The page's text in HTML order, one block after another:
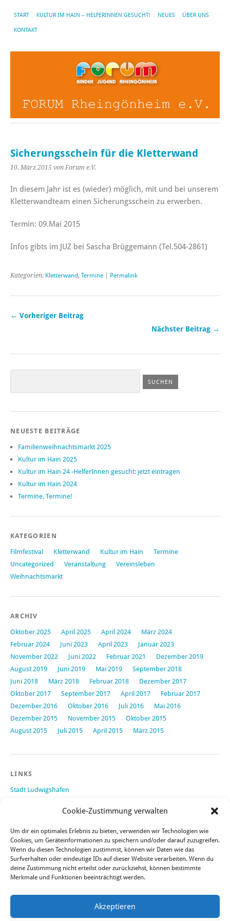
Cookie-Zustimmung verwalten
Um dir ein optimales Erlebnis zu bieten, verwenden wir Technologien wie
Cookies, um Geräteinformationen zu speichern und/oder darauf zuzugreifen.
Wenn du diesen Technologien zustimmst, können wir Daten wie das
Surfverhalten oder eindeutige IDs auf dieser Website verarbeiten. Wenn du
deine Zustimmung nicht erteilst oder zurückziehst, können bestimmte
Merkmale und Funktionen beeinträchtigt werden.
Akzeptieren
START KULTUR IM HAIN – HELFERINNEN GESUCHT! NEUES ÜBER UNS
KONTAKT
Sicherungsschein für die Kletterwand
10. März 2015 von Forum e.V.
In diesem Jahr ist es (wieder) möglich, mit und bei unserem
Kletterwandteam einen Sicherungsschein zu erwerben.
Termin: 09.Mai 2015
Infos gibts im JUZ bei Sascha Brüggemann (Tel.504-2861)
Kategorien: Kletterwand, Termine Permalink
← Vorheriger Beitrag
Nächster Beitrag →
NEUESTE BEITRÄGE
Familienweihnachtsmarkt 2025
Kultur im Hain 2025
Kultur im Hain 24 -HelferInnen gesucht: jetzt eintragen
Kultur im Hain 2024
Termine, Termine!
KATEGORIEN
Filmfestival Kletterwand Kultur im Hain
Termine
Uncategorized
Veranstaltung
Vereinsleben
Weihnachtsmarkt
ARCHIV
Oktober 2025 April 2025 April 2024
März 2024
Februar 2024
Juni 2023 April 2023
Januar 2023
November 2022
Juni 2022 Februar 2021
Dezember 2019
August 2019
Juni 2019 Mai 2019
September 2018
Juni 2018
März 2018 Februar 2018
Dezember 2017
Oktober 2017
September 2017 April 2017
Februar 2017
Dezember 2016
Oktober 2016 Juli 2016
Mai 2016
Dezember 2015
November 2015
Oktober 2015
August 2015
Juli 2015 April 2015 März 2015
LINKS
Stadt Ludwigshafen
Reservierung Beachvolleyballplatz
LU4You - Jugendportal Ludwigshafen
RECHTLICHE HINWEISE
Impressum
Haftungsausschluss